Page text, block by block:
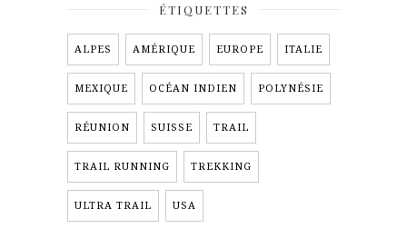
ÉTIQUETTES
ALPES AMÉRIQUE EUROPE ITALIE
MEXIQUE OCÉAN INDIEN POLYNÉSIE
RÉUNION SUISSE TRAIL
TRAIL RUNNING TREKKING
ULTRA TRAIL USA